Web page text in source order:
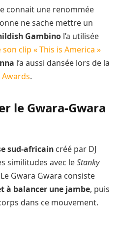
connait une renommée
ne sache mettre un
Gambino l’a utilisée
clip « This is America »
l’a aussi dansée lors de la
.
le Gwara-Gwara
sud-africain créé par DJ
similitudes avec leStanky
Gwara Gwara consiste
à balancer une jambe, puis
dans ce mouvement.